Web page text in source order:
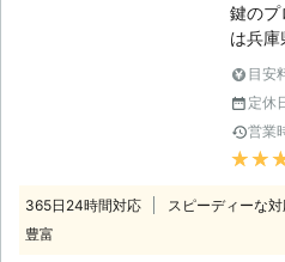
理由で
依頼さ
もカギ
で、す
す。 【防犯対策の心配にもしっかり
対応
ます
犯性
談い
鍵のプ
は兵庫
都府
法人
す。 【あらゆる鍵トラブルにスピー
ド対応
の鍵閉
や物置
目安
定休
営業
365日24時間対応 スピーディーな
豊富